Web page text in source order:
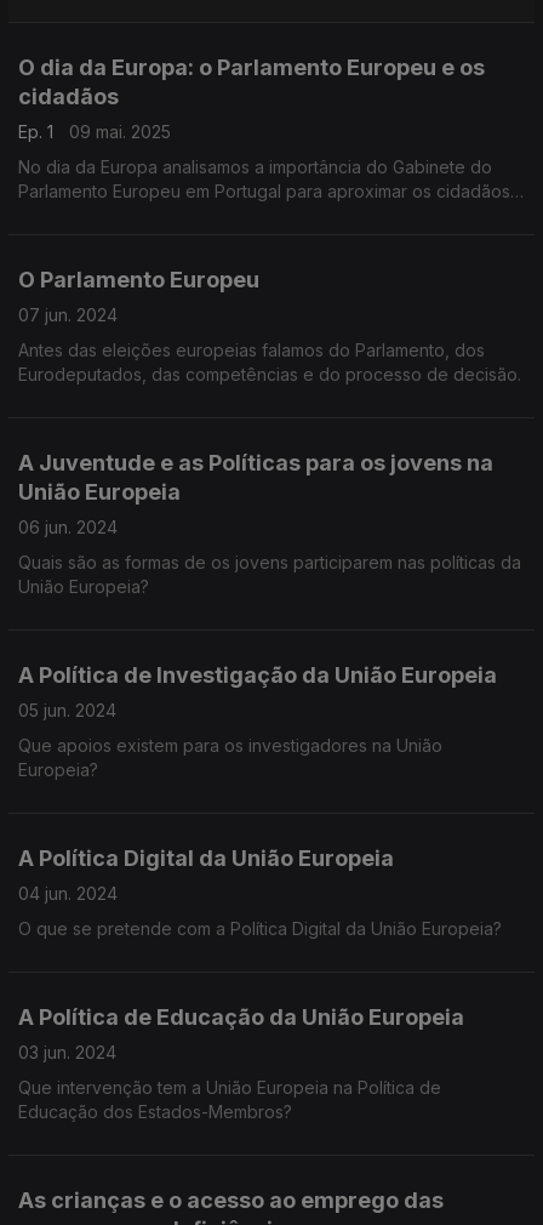
O dia da Europa: o Parlamento Europeu e os
cidadãos
Ep. 1
09 mai. 2025
No dia da Europa analisamos a importância do Gabinete do
Parlamento Europeu em Portugal para aproximar os cidadãos
O Parlamento Europeu
07 jun. 2024
Antes das eleições europeias falamos do Parlamento, dos
Eurodeputados, das competências e do processo de decisão.
A Juventude e as Políticas para os jovens na
União Europeia
06 jun. 2024
Quais são as formas de os jovens participarem nas políticas da
União Europeia?
A Política de Investigação da União Europeia
05 jun. 2024
Que apoios existem para os investigadores na União
Europeia?
A Política Digital da União Europeia
04 jun. 2024
O que se pretende com a Política Digital da União Europeia?
A Política de Educação da União Europeia
03 jun. 2024
Que intervenção tem a União Europeia na Política de
Educação dos Estados-Membros?
As crianças e o acesso ao emprego das